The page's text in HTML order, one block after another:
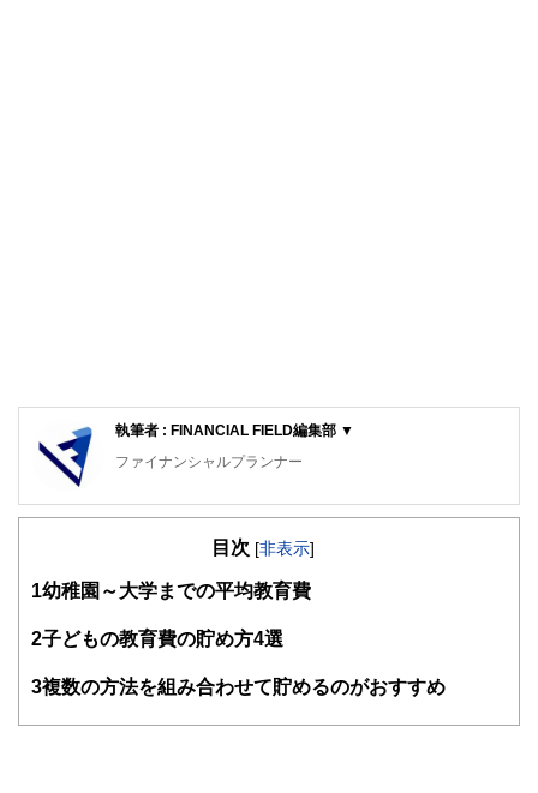
執筆者 : FINANCIAL FIELD編集部 ▼
ファイナンシャルプランナー
FinancialField編集部は、金融、経済に関する記事を、日々
知識がない方でも理解できるようわかりやすく発信していま
得者を中心に「お金や暮らし」に関する書籍・雑誌の編集経
験者で構成され、企画立案から記事掲載まですべての工程に
目次 [非表示]
1幼稚園～大学までの平均教育費
2子どもの教育費の貯め方4選
3複数の方法を組み合わせて貯めるのがおすすめ